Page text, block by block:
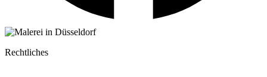
Rechtliches